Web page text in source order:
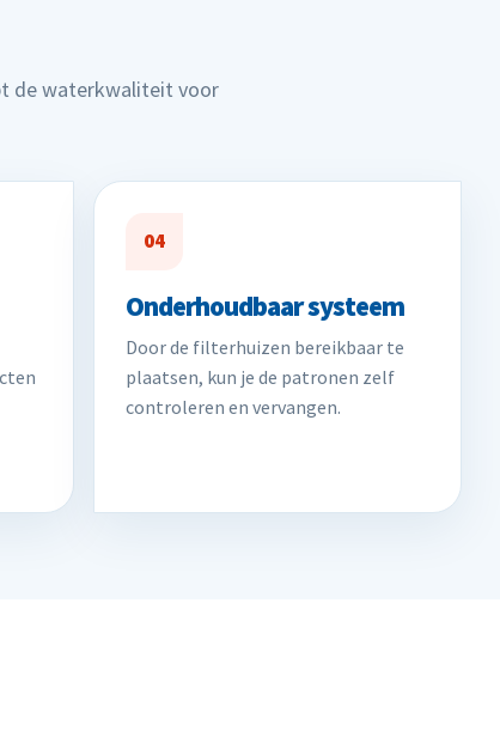
de waterkwaliteit voor
04
Onderhoudbaar systeem
Door de filterhuizen bereikbaar te
plaatsen, kun je de patronen zelf
controleren en vervangen.